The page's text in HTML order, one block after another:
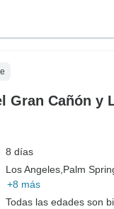
Gran Cañón y
8 días
Los Angeles, Palm
+8 más
Todas las edades son